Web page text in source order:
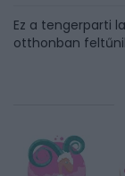
Ez a tengerparti
otthonban